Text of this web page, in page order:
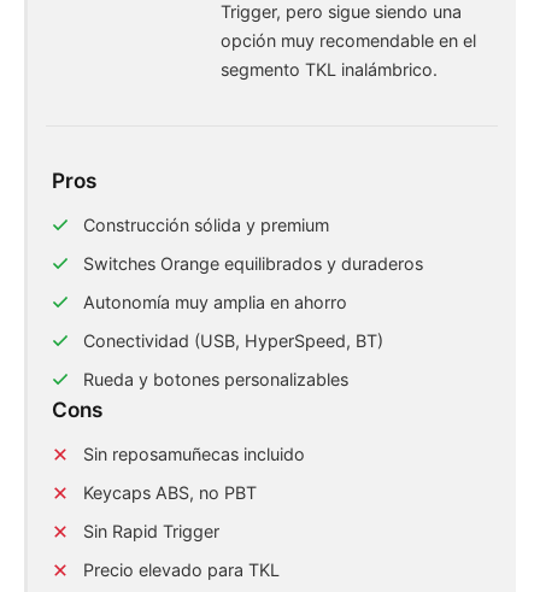
Trigger, pero sigue siendo una
opción muy recomendable en el
segmento TKL inalámbrico.
Pros
Construcción sólida y premium
Switches Orange equilibrados y duraderos
Autonomía muy amplia en ahorro
Conectividad (USB, HyperSpeed, BT)
Rueda y botones personalizables
Cons
Sin reposamuñecas incluido
Keycaps ABS, no PBT
Sin Rapid Trigger
Precio elevado para TKL